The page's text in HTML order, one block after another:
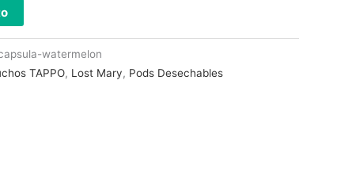
watermelon
TAPPO, Lost Mary, Pods Desechables